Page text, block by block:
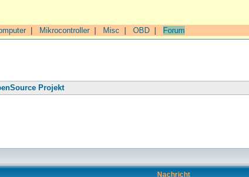
| Mikrocontroller| Misc OBD Forum
Projekt
Nachricht